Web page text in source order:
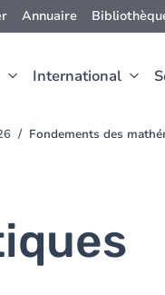
Annuaire
International
Fondements des